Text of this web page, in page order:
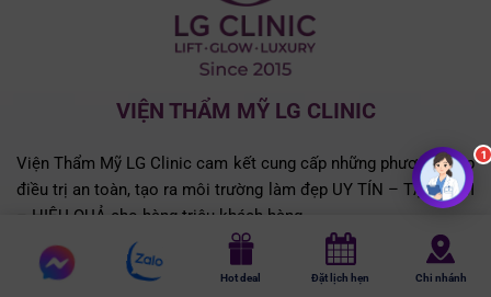
VIỆN THẨM MỸ LG CLINIC
Viện Thẩm Mỹ LG Clinic cam kết cung cấp những phương pháp
điều trị an toàn, tạo ra môi trường làm đẹp UY TÍN – TẬN TÂM
– HIỆU QUẢ cho hàng triệu khách hàng.
THÔNG TIN LIÊN HỆ
Chat
messenger
Chat Hot deal Đặt lịch hẹn Chi nhánh